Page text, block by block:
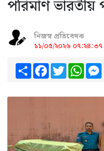
পরিমাণ
নিজস্ব প্রতিবেদক
১১/০৫/২০২৬ ০৭:২৪:৩৭
ShareFacebook
Twitter